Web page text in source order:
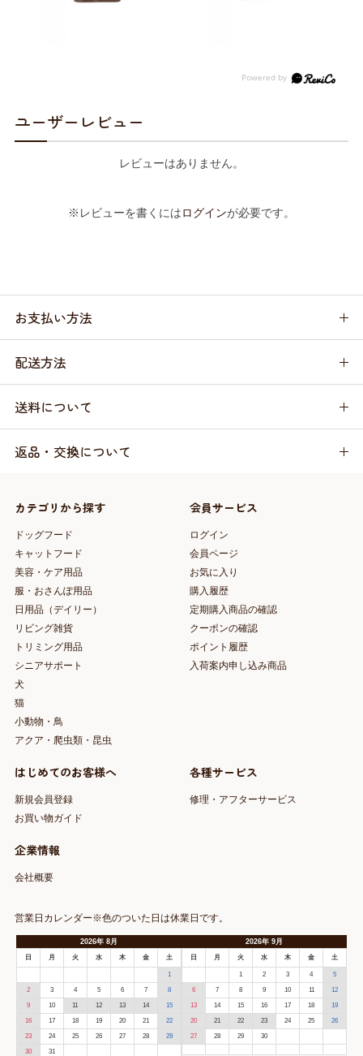
ユーザーレビュー
レビューはありません。
※レビューを書くにはログインが必要です。
お支払い方法
配送方法
送料について
返品・交換について
カテゴリから探す
ドッグフード
キャットフード
美容・ケア用品
服・おさんぽ用品
日用品（デイリー）
リビング雑貨
トリミング用品
シニアサポート
犬
猫
小動物・鳥
アクア・爬虫類・昆虫
会員サービス
ログイン
会員ページ
お気に入り
購入履歴
定期購入商品の確認
クーポンの確認
ポイント履歴
入荷案内申し込み商品
はじめてのお客様へ
新規会員登録
お買い物ガイド
各種サービス
修理・アフターサービス
企業情報
会社概要
営業日カレンダー※色のついた日は休業日です。
2026年 8月
日 月 火 水 木 金 土
1
2 3 4 5 6 7 8
9 10 11 12 13 14 15
16 17 18 19 20 21 22
23 24 25 26 27 28 29
30 31
2026年9月
日 月 火 水 木 金 土
1 2 3 4 5
6 7 8 9 10 11 12
13 14 15 16 17 18 19
20 21 22 23 24 25 26
27 28 29 30